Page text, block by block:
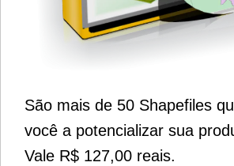
São mais de 50 Shapefiles
você a potencializar sua
Vale R$ 127,00 reais.